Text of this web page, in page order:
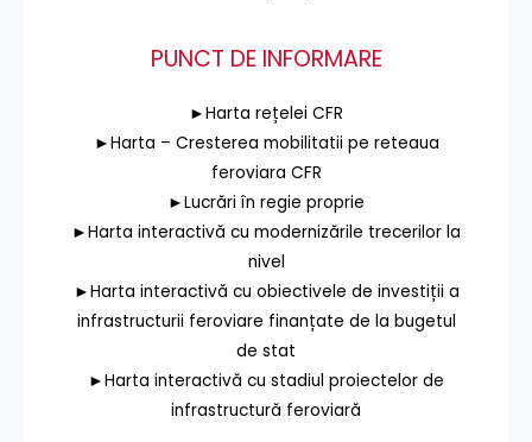
PUNCT DE INFORMARE
►Harta rețelei CFR
►Harta – Cresterea mobilitatii pe reteaua
feroviara CFR
►Lucrări în regie proprie
►Harta interactivă cu modernizările trecerilor la
nivel
►Harta interactivă cu obiectivele de investiții a
infrastructurii feroviare finanțate de la bugetul
de stat
►Harta interactivă cu stadiul proiectelor de
infrastructură feroviară